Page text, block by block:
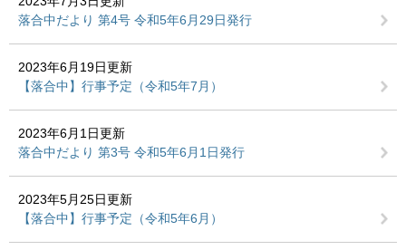
落合中だより 第4号 令和5年6月29日発行
2023年6月19日更新
【落合中】行事予定（令和5年7月）
2023年6月1日更新
落合中だより 第3号 令和5年6月1日発行
2023年5月25日更新
【落合中】行事予定（令和5年6月）